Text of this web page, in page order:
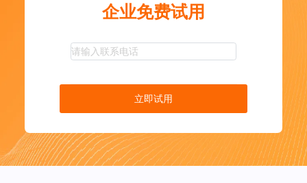
企业免费试用
立即试用